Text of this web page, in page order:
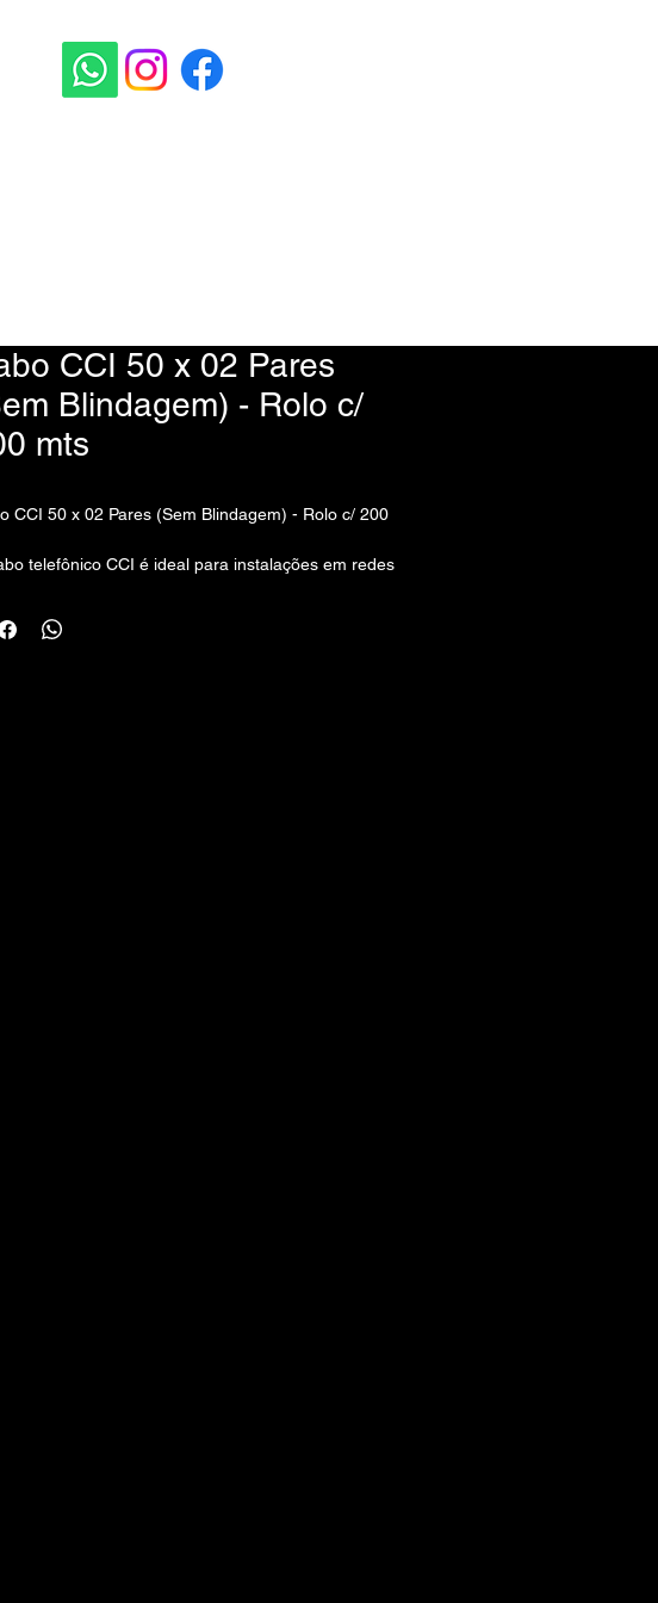
CCI 50 x 02 Pares
Blindagem) - Rolo c/
mts
CCI 50 x 02 Pares (Sem Blindagem) - Rolo c/ 200
telefônico CCI é ideal para instalações em redes
de vias: 4